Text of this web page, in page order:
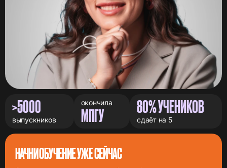
>5000
выпускников МПГУ
окончила 80% УЧЕНИКОВ
сдаёт на 5
НАЧНИ ОБУЧЕНИЕ УЖЕ СЕЙЧАС